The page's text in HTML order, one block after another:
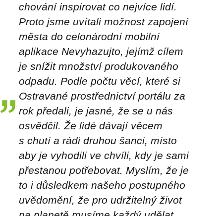
chování inspirovat co nejvíce lidí.
Proto jsme uvítali možnost zapojení
města do celonárodní mobilní
aplikace Nevyhazujto, jejímž cílem
je snížit množství produkovaného
odpadu. Podle počtu věcí, které si
Ostravané prostřednictví portálu za
rok předali, je jasné, že se u nás
osvědčil. Že lidé dávají věcem
s chutí a rádi druhou šanci, místo
aby je vyhodili ve chvíli, kdy je sami
přestanou potřebovat. Myslím, že je
to i důsledkem našeho postupného
uvědomění, že pro udržitelný život